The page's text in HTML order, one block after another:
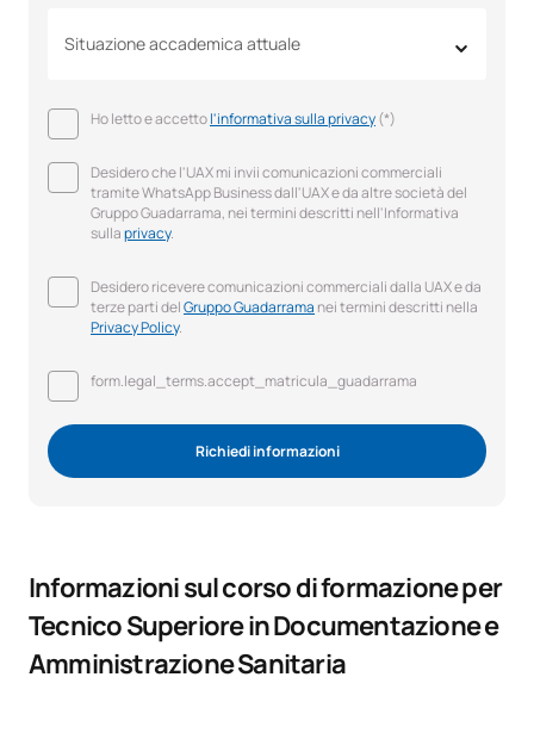
Situazione accademica attuale
Ho letto e accettol'informativa sulla privacy(*)
Desidero che l'UAX mi invii comunicazioni commerciali
tramite WhatsApp Business dall'UAX e da altre società del
Gruppo Guadarrama, nei termini descritti nell'Informativa
sullaprivacy.
Desidero ricevere comunicazioni commerciali dalla UAX e da
terze parti delGruppo Guadarrama nei termini descritti nella
Privacy Policy.
form.legal_terms.accept_matricula_guadarrama
Richiedi informazioni
Informazioni sul corso di formazione per
Tecnico Superiore in Documentazione e
Amministrazione Sanitaria